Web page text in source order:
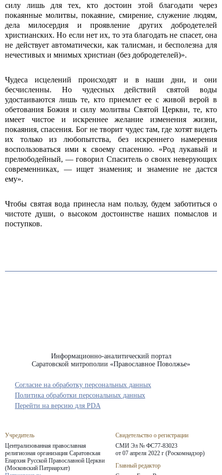
силу лишь для тех, кто достоин этой благодати через
покаянные мо­литвы, покаяние, смирение, служение людям,
дела милосердия и проявление других добродетелей
христианских. Но если нет их, то эта благодать не спасет, она
не действует автоматически, как та­лисман, и бесполезна для
нечестивых и мнимых христиан (без добродетелей)».
Чудеса исцелений происходят и в на­ши дни, и они
бесчисленны. Но чудесных действий святой воды
удостаиваются лишь те, кто прием­лет ее с живой верой в
обетования Бо­жия и силу молитвы Святой Церкви, те, кто
имеет чистое и искреннее желание изменения жизни,
покаяния, спасения. Бог не творит чудес там, где хотят ви­деть
их только из любопытства, без ис­креннего намерения
воспользоваться ими к своему спасению. «Род лукавый и
пре­любодейный, — говорил Спаситель о своих неверующих
современниках, — ищет знамения; и знамение не дастся
ему».
Чтобы святая вода принесла нам пользу, будем заботиться о
чистоте души, о вы­соком достоинстве наших помыслов и
поступков.
Информационно-аналитический портал
Саратовской митрополии «Православное Поволжье»
Учредитель
Централизованная православная
религиозная организация Саратовская
Епархия Русской Православной Церкви
(Московский Патриархат)
Свидетельство о регистрации
СМИ Эл № ФС77-83023
от 07 апреля 2022 г (Роскомнадзор)
Главный редактор
Согласие на обработку персональных данных
Политика обработки персональных данных
Перейти на версию для PDA